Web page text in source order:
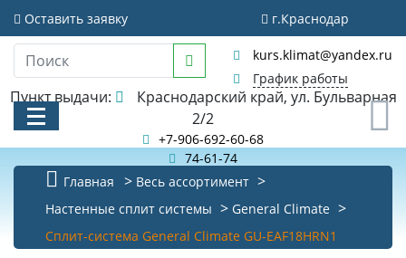
Оставить заявку г.Краснодар
kurs.klimat@yandex.ru
График работы
Пункт выдачи:
2/2
+7-906-692-60-68
74-61-74
КАТАЛОГ
АКЦИИ И РАСПРОДАЖИ
Главная
Весь ассортимент
Настенные сплит системы
General Climate
Cплит-система General Climate GU-EAF18HRN1